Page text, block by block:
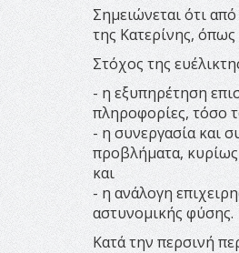
Σημειώνεται ότι
της Κατερίνης,
Στόχος της
- η εξυπηρέτηση
πληροφορίες, τόσο
- η συνεργασία και
προβλήματα, κυρίως
και
- η ανάλογη
αστυνομικής φύσης.
Κατά την περσινή